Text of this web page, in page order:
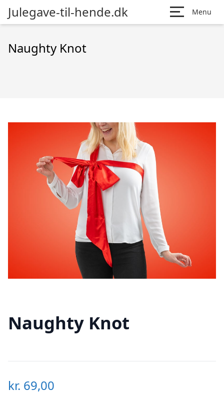
Julegave-til-hende.dk Menu
Naughty Knot
Naughty Knot
kr. 69,00